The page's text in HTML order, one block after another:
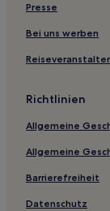
Presse
Bei uns werben
Reiseveranstalter
Richtlinien
Allgemeine
Allgemeine
Barrierefreiheit
Datenschutz